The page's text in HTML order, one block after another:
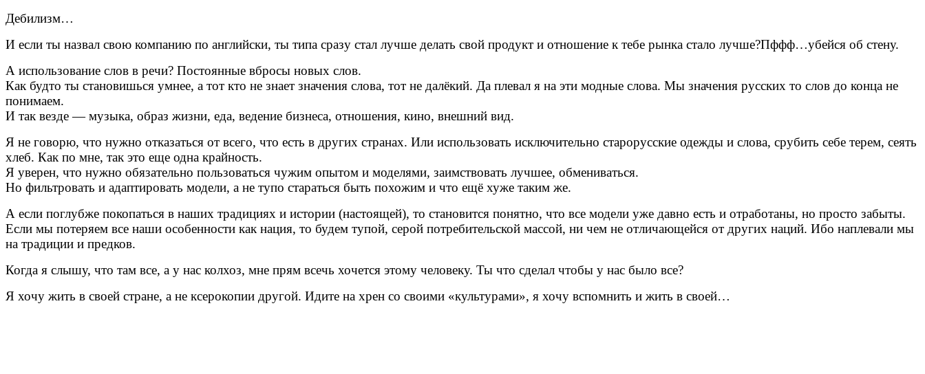
Дебилизм…
И если ты назвал свою компанию по английски, ты типа сразу стал лучше делать свой продукт и отношение к тебе рынка стало лучше?Пффф…убейся об стену.
А использование слов в речи? Постоянные вбросы новых слов.
Как будто ты становишься умнее, а тот кто не знает значения слова, тот не далёкий. Да плевал я на эти модные слова. Мы значения русских то слов до конца не
понимаем.
И так везде — музыка, образ жизни, еда, ведение бизнеса, отношения, кино, внешний вид.
Я не говорю, что нужно отказаться от всего, что есть в других странах. Или использовать исключительно старорусские одежды и слова, срубить себе терем, сеять
хлеб. Как по мне, так это еще одна крайность.
Я уверен, что нужно обязательно пользоваться чужим опытом и моделями, заимствовать лучшее, обмениваться.
Но фильтровать и адаптировать модели, а не тупо стараться быть похожим и что ещё хуже таким же.
А если поглубже покопаться в наших традициях и истории (настоящей), то становится понятно, что все модели уже давно есть и отработаны, но просто забыты.
Если мы потеряем все наши особенности как нация, то будем тупой, серой потребительской массой, ни чем не отличающейся от других наций. Ибо наплевали мы
на традиции и предков.
Когда я слышу, что там все, а у нас колхоз, мне прям всечь хочется этому человеку. Ты что сделал чтобы у нас было все?
Я хочу жить в своей стране, а не ксерокопии другой. Идите на хрен со своими «культурами», я хочу вспомнить и жить в своей…